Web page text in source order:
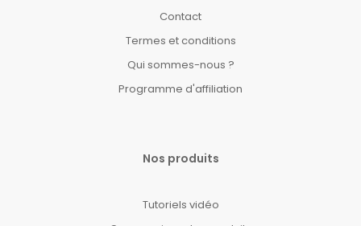
Contact
Termes et conditions
Qui sommes-nous ?
Programme d'affiliation
Nos produits
Tutoriels vidéo